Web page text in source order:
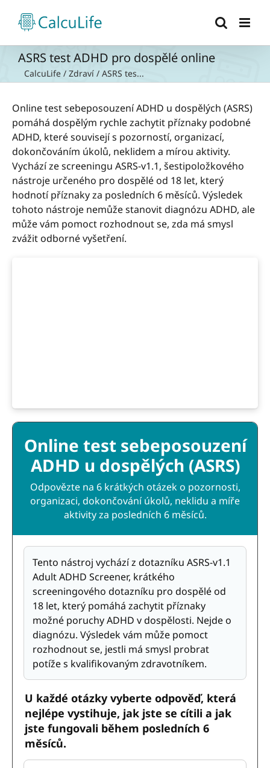
obsah
ASRS test ADHD pro dospělé online
CalcuLife / Zdraví / ASRS tes...
Online test sebeposouzení ADHD u dospělých (ASRS)
pomáhá dospělým rychle zachytit příznaky podobné
ADHD, které souvisejí s pozorností, organizací,
dokončováním úkolů, neklidem a mírou aktivity.
Vychází ze screeningu ASRS-v1.1, šestipoložkového
nástroje určeného pro dospělé od 18 let, který
hodnotí příznaky za posledních 6 měsíců. Výsledek
tohoto nástroje nemůže stanovit diagnózu ADHD, ale
může vám pomoct rozhodnout se, zda má smysl
zvážit odborné vyšetření.
Online test sebeposouzení
ADHD u dospělých (ASRS)
Odpovězte na 6 krátkých otázek o pozornosti,
organizaci, dokončování úkolů, neklidu a míře
aktivity za posledních 6 měsíců.
Tento nástroj vychází z dotazníku ASRS-v1.1
Adult ADHD Screener, krátkého
screeningového dotazníku pro dospělé od
18 let, který pomáhá zachytit příznaky
možné poruchy ADHD v dospělosti. Nejde o
diagnózu. Výsledek vám může pomoct
rozhodnout se, jestli má smysl probrat
potíže s kvalifikovaným zdravotníkem.
U každé otázky vyberte odpověď, která
nejlépe vystihuje, jak jste se cítili a jak
jste fungovali během posledních 6
měsíců.